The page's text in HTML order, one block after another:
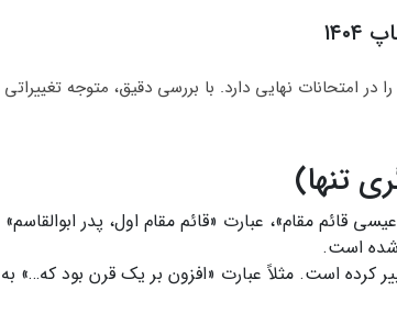
نهایی دارد. با بررسی دقیق، متوجه
تنها)
قائم مقام»، عبارت «قائم مقام اول، پدر
شده است.
کرده است. مثلاً عبارت «افزون بر یک قرن بود